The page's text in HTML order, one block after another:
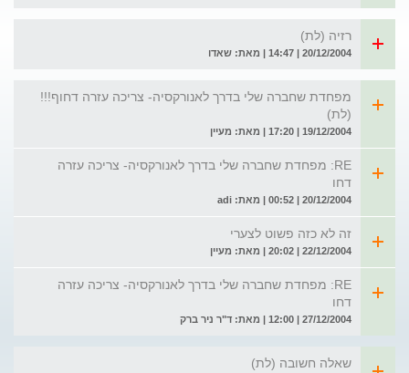
רזיה (לת)
20/12/2004 | 14:47 | מאת: שאדו
מפחדת שחברה שלי בדרך לאנורקסיה- צריכה עזרה דחוף!!!
(לת)
19/12/2004 | 17:20 | מאת: מעיין
RE: מפחדת שחברה שלי בדרך לאנורקסיה- צריכה עזרה
דחו
20/12/2004 | 00:52 | מאת: adi
זה לא כזה פשוט לצערי
22/12/2004 | 20:02 | מאת: מעיין
RE: מפחדת שחברה שלי בדרך לאנורקסיה- צריכה עזרה
דחו
27/12/2004 | 12:00 | מאת: ד"ר ניר ברק
שאלה חשובה (לת)